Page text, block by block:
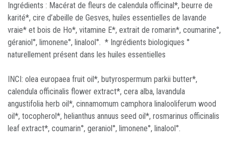
Ingrédients : Macérat de fleurs de calendula officinal*, beurre de
karité*, cire d’abeille de Gesves, huiles essentielles de lavande
vraie* et bois de Ho*, vitamine E*, extrait de romarin*, coumarine°,
géraniol°, limonene°, linalool°. * Ingrédients biologiques °
naturellement présent dans les huiles essentielles
INCI: olea europaea fruit oil*, butyrospermum parkii butter*,
calendula officinalis flower extract*, cera alba, lavandula
angustifolia herb oil*, cinnamomum camphora linalooliferum wood
oil*, tocopherol*, helianthus annuus seed oil*, rosmarinus officinalis
leaf extract*, coumarin°, geraniol°, limonene°, linalool°.